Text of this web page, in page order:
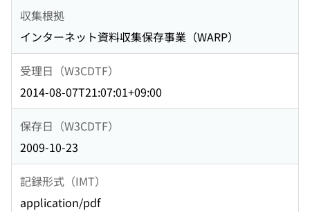
収集根拠
インターネット資料収集保存事業（WARP）
受理日（W3CDTF）
2014-08-07T21:07:01+09:00
保存日（W3CDTF）
2009-10-23
記録形式（IMT）
application/pdf